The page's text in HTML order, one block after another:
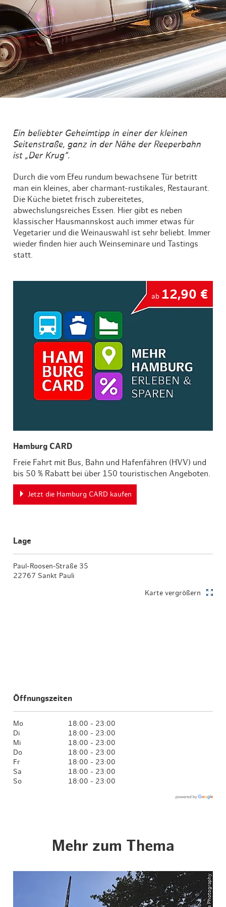
Ein beliebter Geheimtipp in einer der kleinen
Seitenstraße, ganz in der Nähe der Reeperbahn
ist „Der Krug“.
Durch die vom Efeu rundum bewachsene Tür betritt
man ein kleines, aber charmant-rustikales, Restaurant.
Die Küche bietet frisch zubereitetes,
abwechslungsreiches Essen. Hier gibt es neben
klassischer Hausmannskost auch immer etwas für
Vegetarier und die Weinauswahl ist sehr beliebt. Immer
wieder finden hier auch Weinseminare und Tastings
statt.
ab 12,90 €
Hamburg CARD
Freie Fahrt mit Bus, Bahn und Hafenfähren (HVV) und
bis 50 % Rabatt bei über 150 touristischen Angeboten.
Jetzt die Hamburg CARD kaufen
Lage
Paul-Roosen-Straße 35
22767 Sankt Pauli
Karte vergrößern
Öffnungszeiten
Mo
18:00 - 23:00
Di
18:00 - 23:00
Mi
18:00 - 23:00
Do
18:00 - 23:00
Fr
18:00 - 23:00
Sa
18:00 - 23:00
So
18:00 - 23:00
Mehr zum Thema